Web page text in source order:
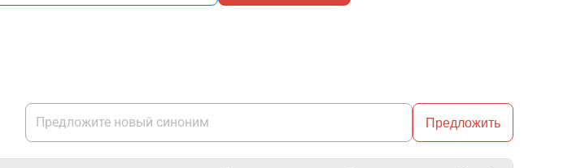
Предложить